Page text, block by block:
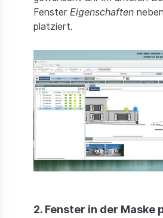
Fenster Eigenschaften
platziert.
2. Fenster in der Maske